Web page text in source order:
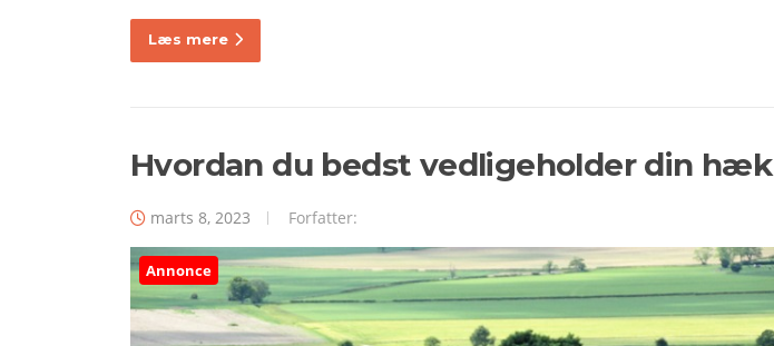
Læs mere
Hvordan du bedst vedligeholder din hæk
marts 8, 2023 Forfatter:
Annonce